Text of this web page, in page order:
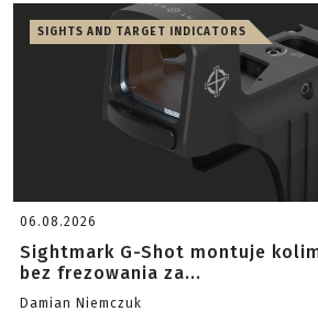
SIGHTS AND TARGET INDICATORS
06.08.2026
Sightmark G-Shot montuje
bez frezowania za...
Damian Niemczuk